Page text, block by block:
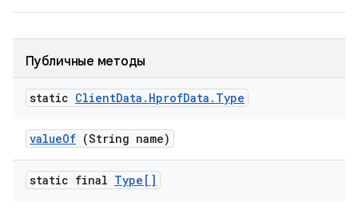
Публичные методы
static ClientData . HprofData . Type
valueOf (String name)
static final Type[]